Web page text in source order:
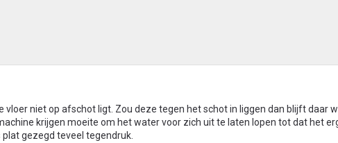
vloer niet op afschot ligt. Zou deze tegen het schot in liggen dan blijft daar
krijgen moeite om het water voor zich uit te laten lopen tot dat het
gezegd teveel tegendruk.